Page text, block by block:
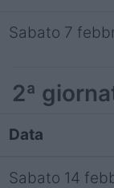
Sabato 7
2ª
Data
Sabato 14